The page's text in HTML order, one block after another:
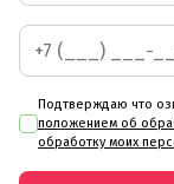
Подтверждаю что
положением об
обработку моих